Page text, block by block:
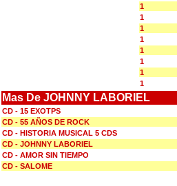
1
1
1
1
1
1
1
1
Mas De JOHNNY LABORIEL
CD - 15 EXOTPS
CD - 55 AÑOS DE ROCK
CD - HISTORIA MUSICAL 5 CDS
CD - JOHNNY LABORIEL
CD - AMOR SIN TIEMPO
CD - SALOME